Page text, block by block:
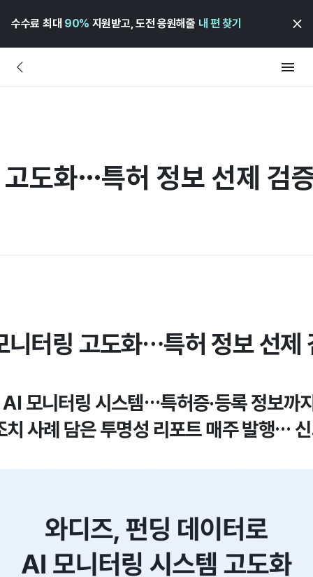
수수료 최대 90% 지원받고, 도전 응원해줄 내 편 찾기
도화…특허 정보 선제 검
니터링 고도화…특허 정보 선제
모니터링 시스템…특허증·등록 정보까
사례 담은 투명성 리포트 매주 발행…